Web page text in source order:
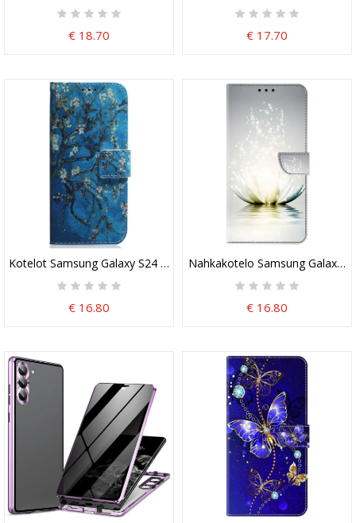
€ 18.70 € 17.70
Kotelot Samsung Galaxy S24 5g Aprikoosin Kukkia
€ 16.80
Nahkakotelo Samsung Galaxy
€ 16.80